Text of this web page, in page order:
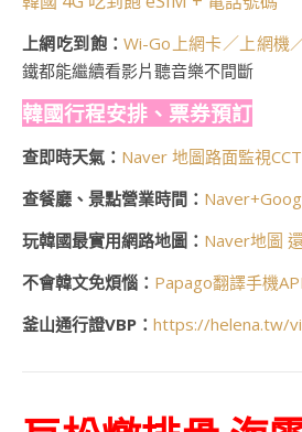
上網吃到飽：Wi-Go上網卡／上網機
鐵都能繼續看影片聽音樂不間斷
韓國行程安排、票券預訂
查即時天氣： Naver 地圖路面監視
查餐廳、景點營業時間：
玩韓國最實用網路地圖： Naver地圖
不會韓文免煩惱： Papago翻譯手機
釜山通行證VBP： https://helena.tw/